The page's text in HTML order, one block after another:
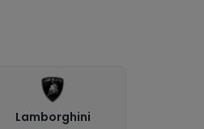
Lamborghini